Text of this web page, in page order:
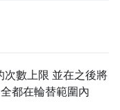
次數上限 並在之後將
都在輪替範圍內